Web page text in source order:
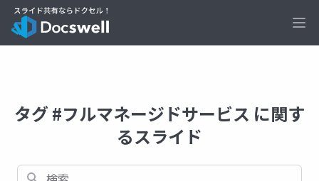
タグ #フルマネージドサービス に関す
るスライド
検索